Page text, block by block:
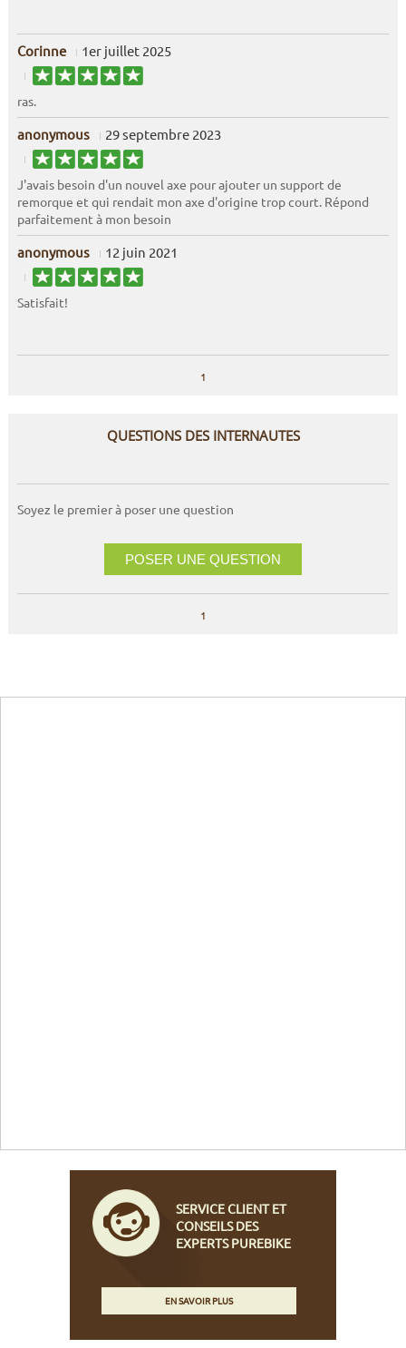
Corinne 1er juillet 2025
ras.
anonymous 29 septembre 2023
J'avais besoin d'un nouvel axe pour ajouter un support de
remorque et qui rendait mon axe d'origine trop court. Répond
parfaitement à mon besoin
anonymous 12 juin 2021
Satisfait!
1
QUESTIONS DES INTERNAUTES
Soyez le premier à poser une question
POSER UNE QUESTION
1
SERVICE CLIENT ET
CONSEILS DES
EXPERTS PUREBIKE
EN SAVOIR PLUS